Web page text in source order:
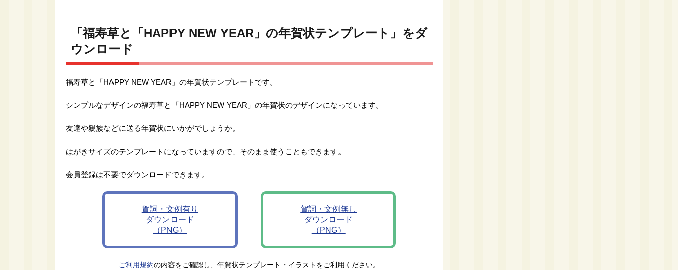
「福寿草と「HAPPY NEW YEAR」の年賀状テンプレート」をダ
ウンロード
福寿草と「HAPPY NEW YEAR」の年賀状テンプレートです。
シンプルなデザインの福寿草と「HAPPY NEW YEAR」の年賀状のデザインになっています。
友達や親族などに送る年賀状にいかがでしょうか。
はがきサイズのテンプレートになっていますので、そのまま使うこともできます。
会員登録は不要でダウンロードできます。
賀詞・文例有り
ダウンロード
（PNG）
賀詞・文例無し
ダウンロード
（PNG）
ご利用規約の内容をご確認し、年賀状テンプレート・イラストをご利用ください。